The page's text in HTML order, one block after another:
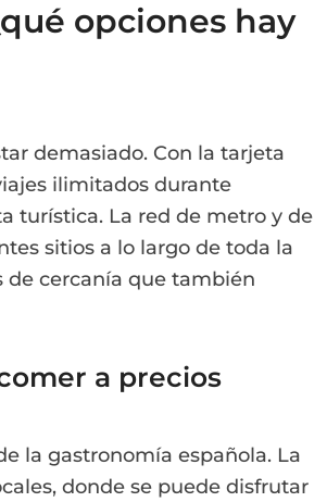
opciones hay
demasiado. Con la tarjeta
ilimitados durante
turística. La red de metro y de
sitios a lo largo de toda la
de cercanía que también
a precios
la gastronomía española. La
donde se puede disfrutar